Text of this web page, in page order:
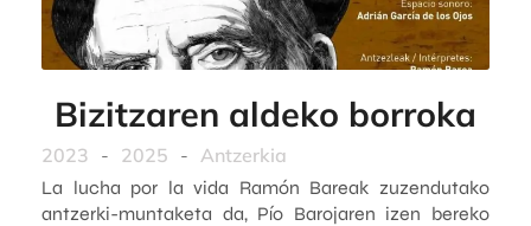
Bizitzaren aldeko borroka
2023 - 2025 - Antzerkia
La lucha por la vida Ramón Bareak zuzendutako
antzerki-muntaketa da, Pío Barojaren izen bereko